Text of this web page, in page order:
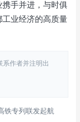
手并进，与时俱
业经济的高质量
系作者并注明出
铁专列联发起航